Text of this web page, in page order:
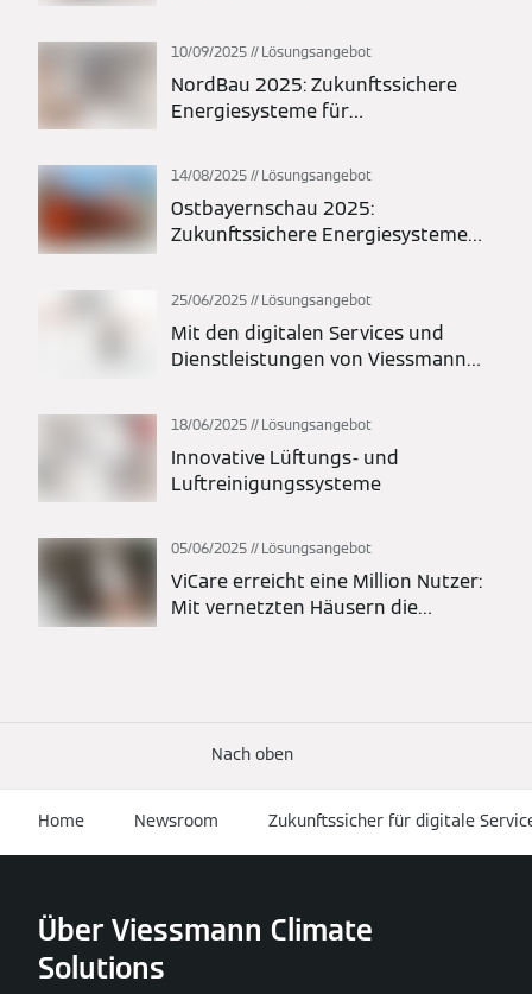
10/09/2025 Lösungsangebot
NordBau 2025: Zukunftssichere
Energiesysteme für
14/08/2025 Lösungsangebot
Ostbayernschau 2025:
Zukunftssichere Energiesysteme
25/06/2025 Lösungsangebot
Mit den digitalen Services und
Dienstleistungen von Viessmann
18/06/2025 Lösungsangebot
Innovative Lüftungs- und
Luftreinigungssysteme
05/06/2025 Lösungsangebot
ViCare erreicht eine Million Nutzer:
Mit vernetzten Häusern die
Nach oben
Home Newsroom Zukunftssicher für digitale
Über Viessmann Climate
Solutions